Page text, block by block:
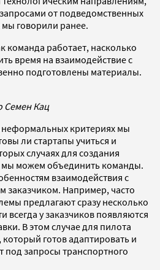
от подведомственных
говорили ранее.
команда работает, насколько
время на взаимодействие с
подготовлены материалы.
Кац
неформальных критериях мы
ли стартапы учиться и
случаях для создания
мы можем объединить команды.
взаимодействия с
заказчиком. Например, часто
предлагают сразу несколько
всегда у заказчиков появляются
В этом случае для пилота
готов адаптировать и
под запросы транспортного